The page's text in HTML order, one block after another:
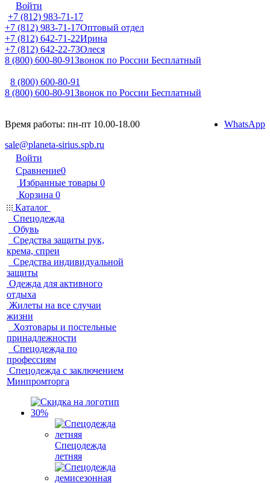
Войти
+7 (812) 983-71-17
+7 (812) 983-71-17Оптовый отдел
+7 (812) 642-71-22Ирина
+7 (812) 642-22-73Олеся
8 (800) 600-80-91Звонок по России Бесплатный
8 (800) 600-80-91
8 (800) 600-80-91Звонок по России Бесплатный
Время работы: пн-пт 10.00-18.00
sale@planeta-sirius.spb.ru
WhatsApp
Войти
Сравнение0
Избранные товары 0
Корзина 0
Каталог
Спецодежда
Обувь
Средства защиты рук,
крема, спреи
Средства индивидуальной
защиты
Одежда для активного
отдыха
Жилеты на все случаи
жизни
Хозтовары и постельные
принадлежности
Спецодежда по
профессиям
Спецодежда с заключением
Минпромторга
Спецодежда
летняя